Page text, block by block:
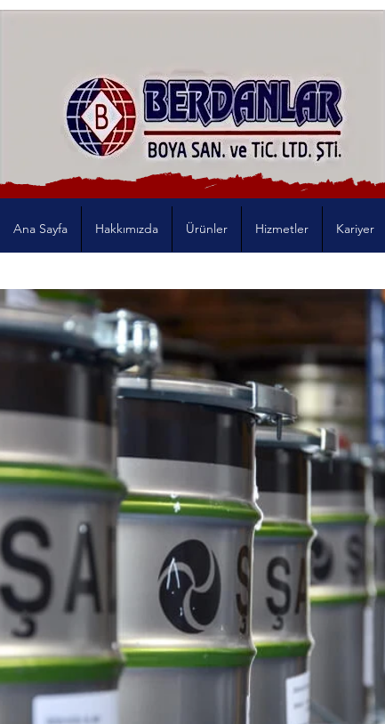
Ana Sayfa Hakkımızda Ürünler Hizmetler Kariyer